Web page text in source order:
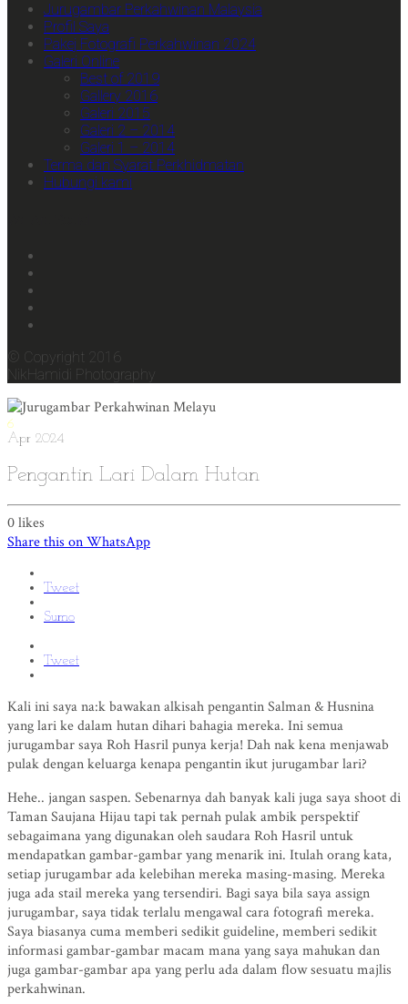
Jurugambar Perkahwinan Malaysia
Profil Saya
Pakej Fotografi Perkahwinan 2024
Galeri Online
Best of 2019
Gallery 2016
Galeri 2015
Galeri 2 – 2014
Galeri 1 – 2014
Terma dan Syarat Perkhidmatan
Hubungi kami
© Copyright 2016
NikHamidi Photography
6
Apr 2024
Pengantin Lari Dalam Hutan
0likes
Share this on WhatsApp
Tweet
Sumo
Tweet
Kali ini saya na:k bawakan alkisah pengantin Salman & Husnina
yang lari ke dalam hutan dihari bahagia mereka. Ini semua
jurugambar saya Roh Hasril punya kerja! Dah nak kena menjawab
pulak dengan keluarga kenapa pengantin ikut jurugambar lari?
Hehe.. jangan saspen. Sebenarnya dah banyak kali juga saya shoot di
Taman Saujana Hijau tapi tak pernah pulak ambik perspektif
sebagaimana yang digunakan oleh saudara Roh Hasril untuk
mendapatkan gambar-gambar yang menarik ini. Itulah orang kata,
setiap jurugambar ada kelebihan mereka masing-masing. Mereka
juga ada stail mereka yang tersendiri. Bagi saya bila saya assign
jurugambar, saya tidak terlalu mengawal cara fotografi mereka.
Saya biasanya cuma memberi sedikit guideline, memberi sedikit
informasi gambar-gambar macam mana yang saya mahukan dan
juga gambar-gambar apa yang perlu ada dalam flow sesuatu majlis
perkahwinan.